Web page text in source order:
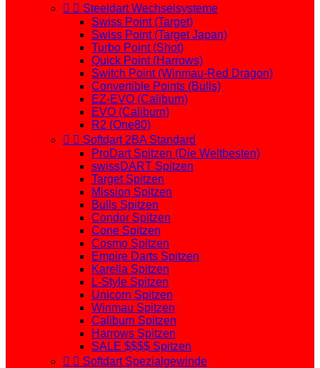
  Steeldart Wechselsysteme
Swiss Point (Target)
Swiss Point (Target Japan)
Turbo Point (Shot)
Quick Point (Harrows)
Switch Point (Winmau-Red Dragon)
Convertible Points (Bulls)
EZ-EVO (Caliburn)
EVO (Caliburn)
R2 (One80)
  Softdart 2BA Standard
ProDart Spitzen (Die Weltbesten)
swissDART Spitzen
Target Spitzen
Mission Spitzen
Bulls Spitzen
Condor Spitzen
Cone Spitzen
Cosmo Spitzen
Empire Darts Spitzen
Karella Spitzen
L-Style Spitzen
Unicorn Spitzen
Winmau Spitzen
Caliburn Spitzen
Harrows Spitzen
SALE $$$$ Spitzen
  Softdart Spezialgewinde